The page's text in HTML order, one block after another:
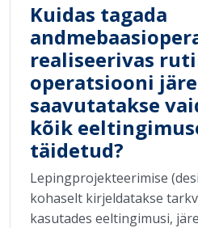
Kuidas tagada
realiseerivas
operatsiooni
saavutatakse
kõik
täidetud?
Lepingprojekteerimise
kohaselt kirjeldatakse
kasutades eeltingimusi,